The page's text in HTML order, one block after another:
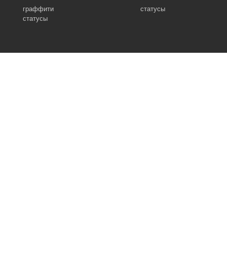
граффити
статусы
статусы